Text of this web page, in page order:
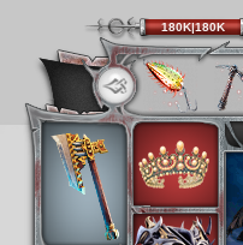
180K|180K